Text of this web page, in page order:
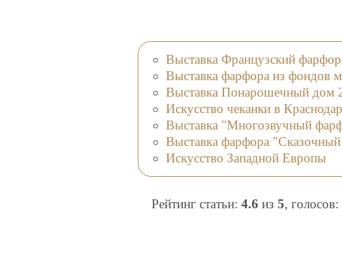
Выставка Французский
Выставка фарфора из фондов
Выставка Понарошечный дом
Искусство чеканки в
Выставка "Многозвучный
Выставка фарфора "Сказочный
Искусство Западной Европы
Рейтинг статьи: 4.6 из 5, голосов: